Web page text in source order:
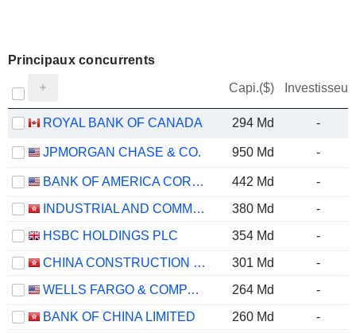
Principaux concurrents
Capi.($) Investisseur
ROYAL BANK OF CANADA 294 Md -
JPMORGAN CHASE & CO. 950 Md -
BANK OF AMERICA CORPORATION 442 Md
-
INDUSTRIAL AND COMMERCIAL BANK OF CHINA LIMITED
380 Md
-
HSBC HOLDINGS PLC
354 Md
-
CHINA CONSTRUCTION BANK CORPORATION
301 Md
-
WELLS FARGO & COMPANY
264 Md
-
BANK OF CHINA LIMITED
260 Md
-